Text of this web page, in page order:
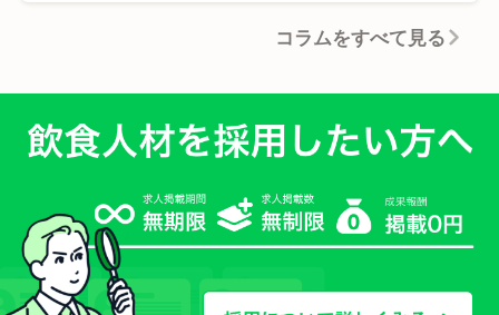
1. 求人に「気になる」を押すと、企業は「スカウト」、「あいたい」のどち
らも送ることができるようになるため、
その企業からスカウトが来る可能性が高まります。積極的にアピールができ
るチャンスです。
数の飲食店の人事があなたのスキルや経験をみて、
スカウトを送るため、飲食業界の中でのマッチングがしやすくなっていま
3.店長候補、シェフ、ホールスタッフ、パティシエなど、様々な職種の求人
からキャリアアップにつながるスカウトが届く可能性があります。
コラムをすべて見る